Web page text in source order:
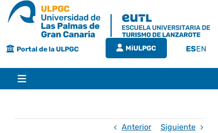
Saltar
Portal de la ULPGC MiULPGC EN
ES
Toggle
Anterior Siguiente